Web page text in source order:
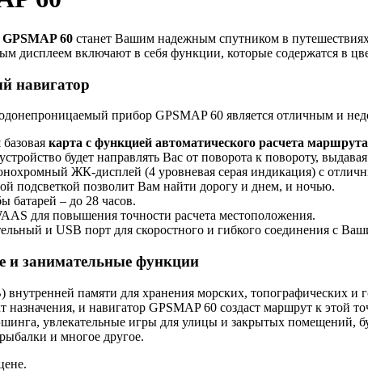
60 станет Вашим надежным спутником в
дисплеем включают в себя функции, которые содержатся в
навигатор
прибор GPSMAP 60 является отличным и
карта с функцией автоматического расчета маршрута
будет направлять Вас от поворота к повороту,
ЖК-дисплей (4 уровневая серая индикация) с
подсветкой позволит Вам найти дорогу и днем, и ночью.
батарей – до 28 часов.
для повышения точности расчета местоположения.
и USB порт для скоростного и гибкого соединения с
и занимательные функции
памяти для хранения морских, топографических и
назначения, и навигатор GPSMAP 60 создаст маршрут к
увлекательные игры для улицы и закрытых помещений,
и многое другое.